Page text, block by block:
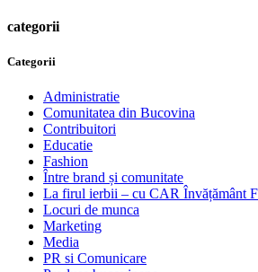
categorii
Categorii
Administratie
Comunitatea din Bucovina
Contribuitori
Educatie
Fashion
Între brand și comunitate
La firul ierbii – cu CAR Învățământ
Locuri de munca
Marketing
Media
PR si Comunicare